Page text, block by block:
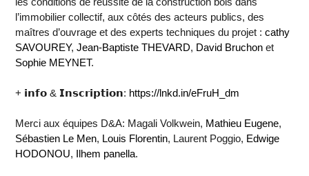
l’immobilier collectif, aux côtés des acteurs publics, des
maîtres d’ouvrage et des experts techniques du projet :cathy
SAVOUREY,Jean-Baptiste THEVARD, David Bruchon et
Sophie MEYNET.
+ 𝗶𝗻𝗳𝗼 & 𝗜𝗻𝘀𝗰𝗿𝗶𝗽𝘁𝗶𝗼𝗻: https://lnkd.in/eFruH_dm
Merci aux équipes D&A: Magali Volkwein, Mathieu Eugene,
Sébastien Le Men, Louis Florentin, Laurent Poggio, Edwige
HODONOU, Ilhem panella.